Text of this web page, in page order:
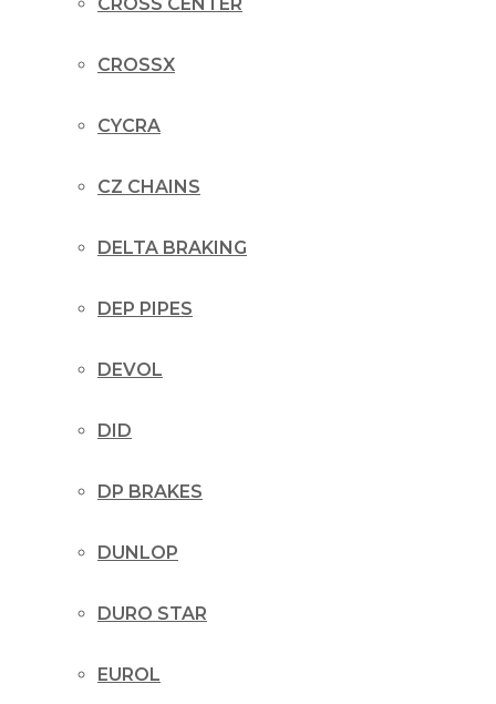
CROSSX
CYCRA
CZ CHAINS
DELTA BRAKING
DEP PIPES
DEVOL
DID
DP BRAKES
DUNLOP
DURO STAR
EUROL